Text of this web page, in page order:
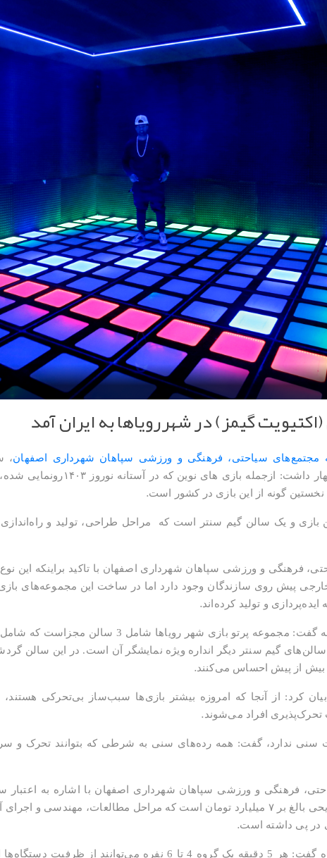
گیمز) در شهررویاها به ایران آمد
سیاحتی، فرهنگی و ورزشی سپاهان شهرداری اصفهان،
داشت: ازجمله بازی های نوین که در آستانه نوروز ۱۴۰۳رونمایی
گونه از این بازی در کشور است.
مراحل طراحی، تولید و
فرهنگی و ورزشی سپاهان شهرداری اصفهان با تاکید براینکه این
پیش روی سازندگان وجود دارد اما در ساخت این مجموعه‌های بازی
و تولید کرده‌اند.
وی با اشاره به تعداد بازی‌های این مجموعه گفت:
گیم سنتر دیگر انداره ویژه نمایشگر آن است. در این سالن گردشگران
بیش از پیش احساس می‌کنند.
کرد: از آنجا که امروزه بیشتر بازی‌ها سبب‌ساز بی‌تحرکی
تحرک‌پذیری افراد می‌شوند.
سنی ندارد، گفت: همه رده‌های سنی به شرطی که بتوانند تحرک و
فرهنگی و ورزشی سپاهان شهرداری اصفهان با اشاره به اعتبار
بالغ بر ۷ میلیارد تومان است که مراحل مطالعات، مهندسی و
در پی داشته است.
وی با اشاره به ظرفیت روزانه این دستگاه گفت: هر 5 دقیقه یک گروه